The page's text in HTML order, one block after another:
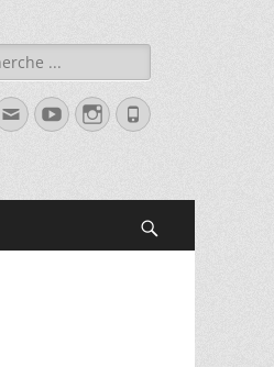
:
Adresse
de
YouTubeInstagram
Tél